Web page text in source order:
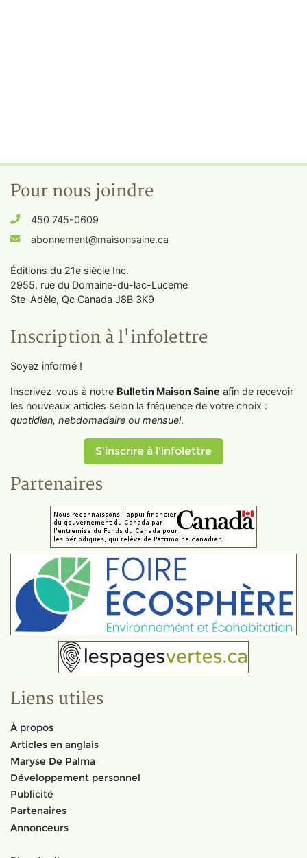
Pour nous joindre
450 745-0609
abonnement@maisonsaine.ca
Éditions du 21e siècle Inc.
2955, rue du Domaine-du-lac-Lucerne
Ste-Adèle, Qc Canada J8B 3K9
Inscription à l'infolettre
Soyez informé !
Inscrivez-vous à notre Bulletin Maison Saine afin de recevoir
les nouveaux articles selon la fréquence de votre choix :
quotidien, hebdomadaire ou mensuel.
S'inscrire à l'infolettre
Partenaires
Liens utiles
À propos
Articles en anglais
Maryse De Palma
Développement personnel
Publicité
Partenaires
Annonceurs